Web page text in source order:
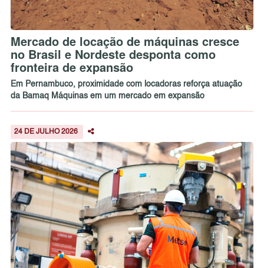
Mercado de locação de máquinas cresce
no Brasil e Nordeste desponta como
fronteira de expansão
Em Pernambuco, proximidade com locadoras reforça atuação
da Bamaq Máquinas em um mercado em expansão
24 DE JULHO 2026